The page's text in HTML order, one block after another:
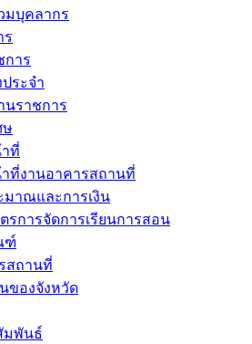
มบุคลากร
ร
การ
ระจำ
นราชการ
ษ
าที่
าที่งานอาคารสถานที่
าณและการเงิน
การจัดการเรียนการสอน
ฑ์
สถานที่
ของจังหวัด
มพันธ์